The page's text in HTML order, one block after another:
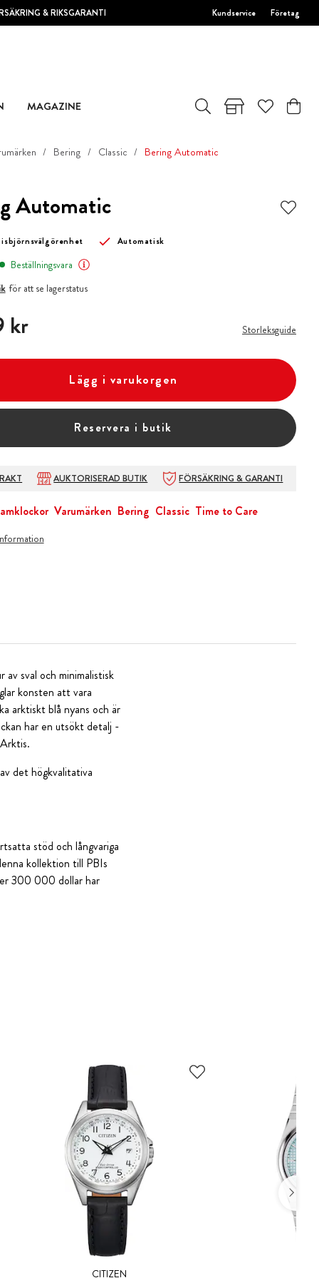
& RIKSGARANTI Kundservice Företag
MAGAZINE
Bering Classic Bering Automatic
Automatic
Automatisk
Beställningsvara
för att se lagerstatus
krkr Storleksguide
Lägg i varukorgen
Reservera i butik
AUKTORISERAD BUTIK FÖRSÄKRING & GARANTI
Varumärken Bering Classic Time to Care
sval och minimalistisk
konsten att vara
arktiskt blå nyans och är
har en utsökt detalj -
det högkvalitativa
stöd och långvariga
kollektion till PBIs
300 000 dollar har
CITIZEN